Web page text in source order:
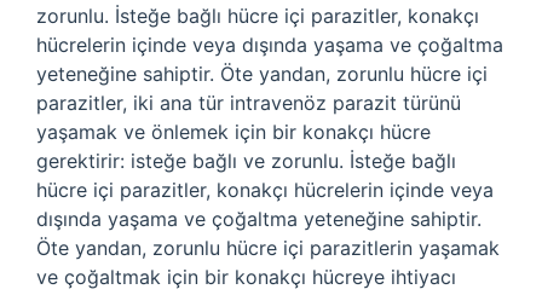
zorunlu. İsteğe bağlı hücre içi parazitler, konakçı
hücrelerin içinde veya dışında yaşama ve çoğaltma
yeteneğine sahiptir. Öte yandan, zorunlu hücre içi
parazitler, iki ana tür intravenöz parazit türünü
yaşamak ve önlemek için bir konakçı hücre
gerektirir: isteğe bağlı ve zorunlu. İsteğe bağlı
hücre içi parazitler, konakçı hücrelerin içinde veya
dışında yaşama ve çoğaltma yeteneğine sahiptir.
Öte yandan, zorunlu hücre içi parazitlerin yaşamak
ve çoğaltmak için bir konakçı hücreye ihtiyacı